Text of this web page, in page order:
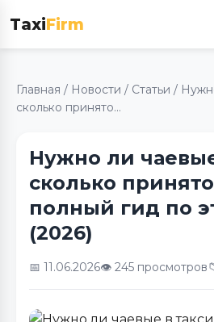
TaxiFirm
Главная / Новости / Статьи /
сколько принято...
Нужно ли
сколько
полный гид по
(2026)
📅 11.06.2026👁️ 245 просмотров